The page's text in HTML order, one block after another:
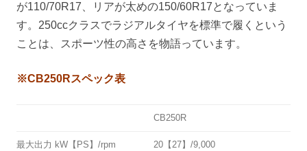
が110/70R17、リアが太めの150/60R17となっていま
す。250ccクラスでラジアルタイヤを標準で履くという
ことは、スポーツ性の高さを物語っています。
※CB250Rスペック表
CB250R
最大出力 kW【PS】/rpm 20【27】/9,000